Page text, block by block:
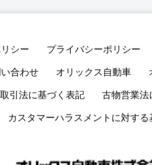
シー プライバシーポリシー
合わせ オリックス自動車
引法に基づく表記 古物営業法
カスタマーハラスメントに対する